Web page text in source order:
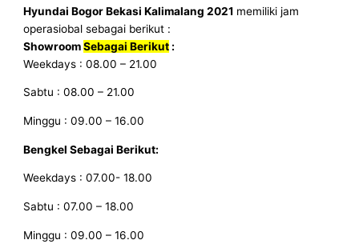
Hyundai Bogor Bekasi Kalimalang 2021 memiliki jam
operasiobal sebagai berikut :
ShowroomSebagai Berikut :
Weekdays : 08.00 – 21.00
Sabtu : 08.00 – 21.00
Minggu : 09.00 – 16.00
Bengkel Sebagai Berikut:
Weekdays : 07.00- 18.00
Sabtu : 07.00 – 18.00
Minggu : 09.00 – 16.00